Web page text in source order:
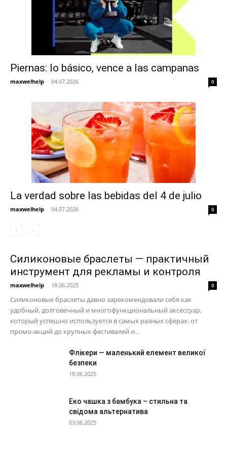
Piernas: lo básico, vence a las campanas
maxwelhelp - 04.07.2026 0
La verdad sobre las bebidas del 4 de julio
maxwelhelp - 04.07.2026 0
Силиконовые браслеты — практичный
инструмент для рекламы и контроля
maxwelhelp - 18.06.2025 0
Силиконовые браслеты давно зарекомендовали себя как
удобный, долговечный и многофункциональный аксессуар,
который успешно используется в самых разных сферах: от
промо-акций до крупных фестивалей и...
Флікери — маленький елемент великої
безпеки
18.06.2025
Еко чашка з бамбука – стильна та
свідома альтернатива
03.06.2025